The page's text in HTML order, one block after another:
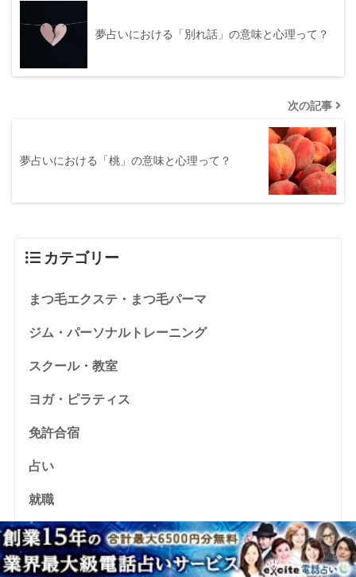
夢占いにおける「別れ話」の意味と心理って？
次の記事
夢占いにおける「桃」の意味と心理って？
カテゴリー
まつ毛エクステ・まつ毛パーマ
ジム・パーソナルトレーニング
スクール・教室
ヨガ・ピラティス
免許合宿
占い
就職
格安sim
資格